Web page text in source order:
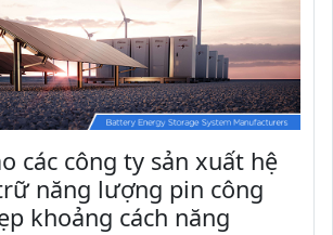
các công ty sản xuất hệ
năng lượng pin công
khoảng cách năng